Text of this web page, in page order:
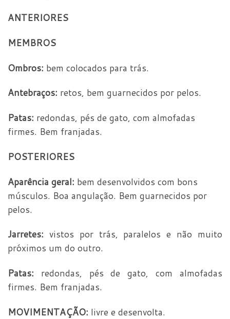
ANTERIORES
MEMBROS
Ombros: bem colocados para trás.
Antebraços: retos, bem guarnecidos por pelos.
Patas: redondas, pés de gato, com almofadas
firmes. Bem franjadas.
POSTERIORES
Aparência geral: bem desenvolvidos com bons
músculos. Boa angulação. Bem guarnecidos por
pelos.
Jarretes: vistos por trás, paralelos e não muito
próximos um do outro.
Patas: redondas, pés de gato, com almofadas
firmes. Bem franjadas.
MOVIMENTAÇÃO: livre e desenvolta.